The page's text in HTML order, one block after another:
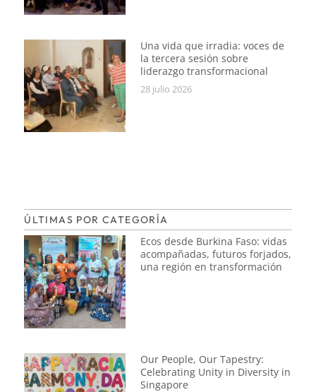
Una vida que irradia: voces de
la tercera sesión sobre
liderazgo transformacional
28 julio 2026
ÚLTIMAS POR CATEGORÍA
Ecos desde Burkina Faso: vidas
acompañadas, futuros forjados,
una región en transformación
Our People, Our Tapestry:
Celebrating Unity in Diversity in
Singapore